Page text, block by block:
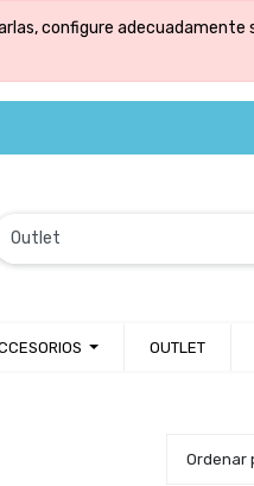
configure adecuadamente
OUTLET
Ordenar